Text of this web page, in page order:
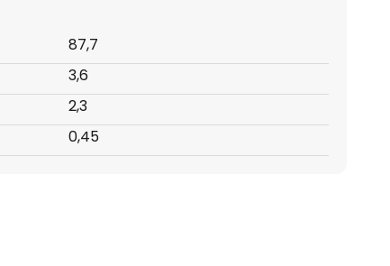
87,7
3,6
2,3
0,45